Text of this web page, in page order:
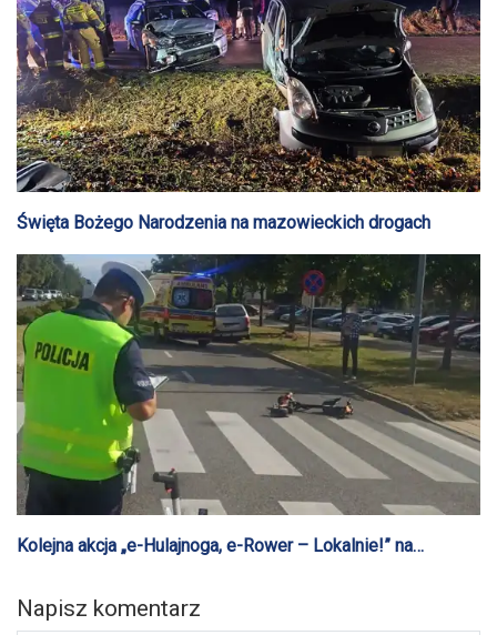
Święta Bożego Narodzenia na mazowieckich drogach
Kolejna akcja „e-Hulajnoga, e-Rower – Lokalnie!” na
Napisz komentarz